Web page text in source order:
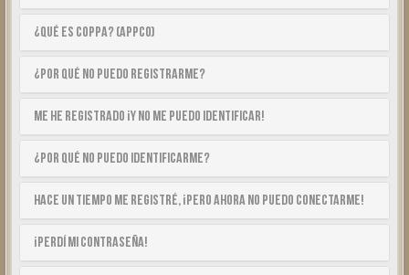
¿Qué es COPPA? (APPCO)
¿Por qué no puedo registrarme?
Me he registrado ¡y no me puedo identificar!
¿Por qué no puedo identificarme?
Hace un tiempo me registré, ¡pero ahora no puedo conectarme!
¡Perdí mi contraseña!